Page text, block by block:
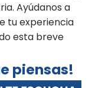
Ayúdanos a
tu experiencia
esta breve
piensas!